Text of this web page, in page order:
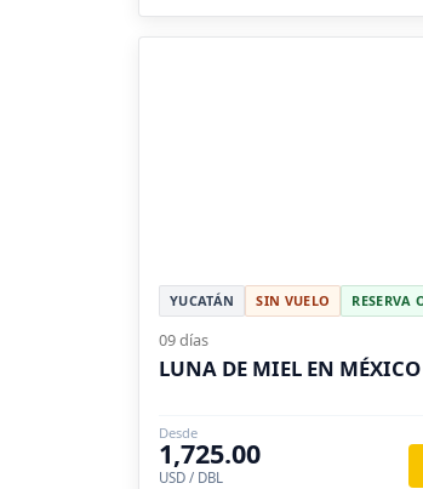
YUCATÁN SIN VUELO RESERVA
09 días
LUNA DE MIEL EN MÉXICO
Desde
1,725.00
USD / DBL